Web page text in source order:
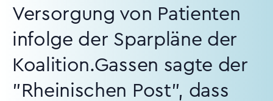
Versorgung von Patienten
infolge der Sparpläne der
Koalition.Gassen sagte der
"Rheinischen Post", dass